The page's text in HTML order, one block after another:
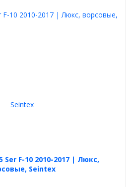
Ser F-10 2010-2017 | Люкс,
Seintex